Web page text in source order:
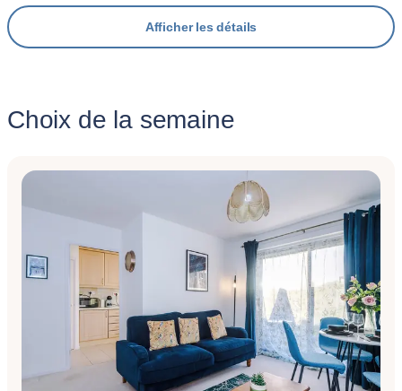
Afficher les détails
Choix de la semaine